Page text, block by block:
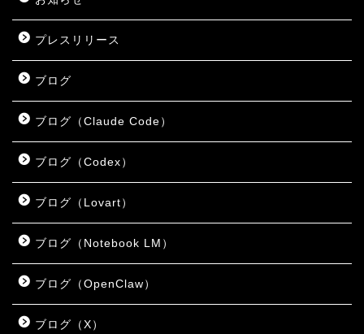
プレスリリース
ブログ
ブログ（Claude Code）
ブログ（Codex）
ブログ（Lovart）
ブログ（Notebook LM）
ブログ（OpenClaw）
ブログ（X）